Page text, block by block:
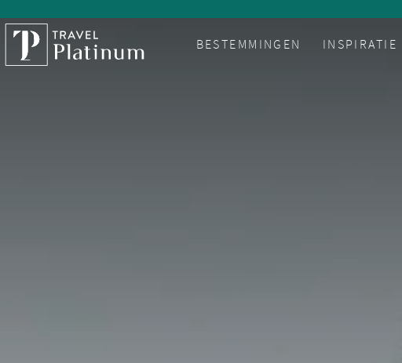
BESTEMMINGEN INSPIRATIE